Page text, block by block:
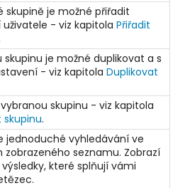
skupině je možné přiřadit
uživatele - viz kapitolaPřiřadit
skupinu je možné duplikovat a s
- viz kapitolaDuplikovat
skupinu - viz kapitola
skupinu.
jednoduché vyhledávání ve
zobrazeného seznamu. Zobrazí
které splňují vámi